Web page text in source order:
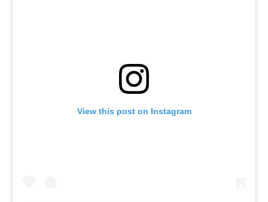
View this post on Instagram